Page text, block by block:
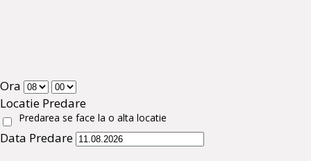
Ora
Locatie Predare
Predarea se face la o alta locatie
Data Predare